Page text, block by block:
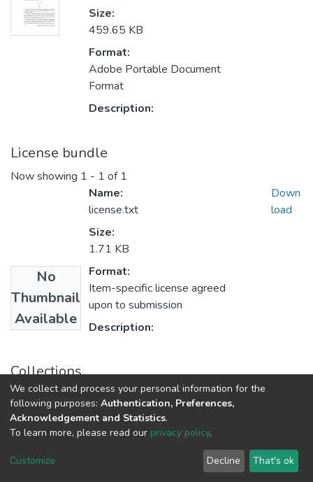
Size:
459.65 KB
Format:
Adobe Portable Document
Format
Description:
License bundle
Now showing 1 - 1 of 1
No
Thumbnail
Available
Name:
license.txt
Size:
1.71 KB
Format:
Item-specific license agreed
upon to submission
Description:
Down
load
Collections
Вісник Одеського національного університету. Хімія
DSpace software copyright © 2009-2026
Cookie
End User
Agreement
Send
Feedback
We collect and process your personal information for the
following purposes: Authentication, Preferences,
Acknowledgement and Statistics.
To learn more, please read our privacy policy.
Customize Decline That's ok